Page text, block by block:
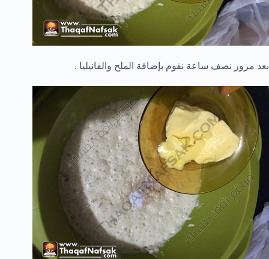
بعد مرور نصف ساعة نقوم بإضافة الملح والفانيليا .